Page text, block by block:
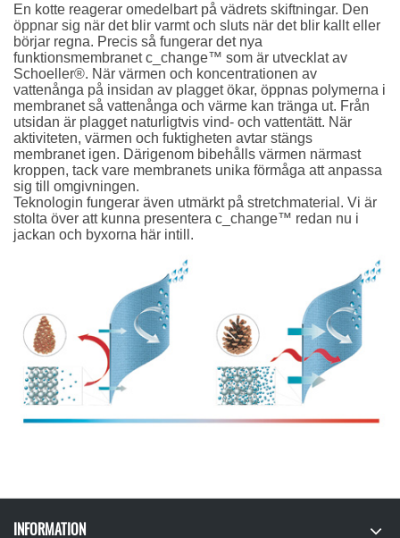
En kotte reagerar omedelbart på vädrets skiftningar. Den
öppnar sig när det blir varmt och sluts när det blir kallt eller
börjar regna. Precis så fungerar det nya
funktionsmembranet c_change™ som är utvecklat av
Schoeller®. När värmen och koncentrationen av
vattenånga på insidan av plagget ökar, öppnas polymerna i
membranet så vattenånga och värme kan tränga ut. Från
utsidan är plagget naturligtvis vind- och vattentätt. När
aktiviteten, värmen och fuktigheten avtar stängs
membranet igen. Därigenom bibehålls värmen närmast
kroppen, tack vare membranets unika förmåga att anpassa
sig till omgivningen.
Teknologin fungerar även utmärkt på stretchmaterial. Vi är
stolta över att kunna presentera c_change™ redan nu i
jackan och byxorna här intill.
INFORMATION